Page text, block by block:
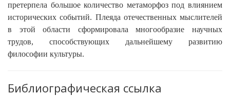
претерпела большое количество метаморфоз под влиянием
исторических событий. Плеяда отечественных мыслителей
в этой области сформировала многообразие научных
трудов, способствующих дальнейшему развитию
философии культуры.
Библиографическая ссылка